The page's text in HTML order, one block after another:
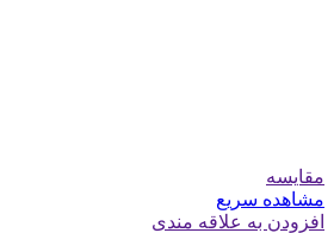
مقایسه
مشاهده سریع
افزودن به علاقه مندی